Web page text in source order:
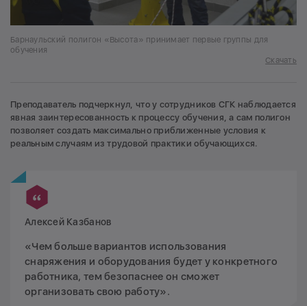
Барнаульский полигон «Высота» принимает первые группы для
обучения
Скачать
Преподаватель подчеркнул, что у сотрудников СГК наблюдается
явная заинтересованность к процессу обучения, а сам полигон
позволяет создать максимально приближенные условия к
реальным случаям из трудовой практики обучающихся.
Алексей Казбанов
«Чем больше вариантов использования
снаряжения и оборудования будет у конкретного
работника, тем безопаснее он сможет
организовать свою работу».